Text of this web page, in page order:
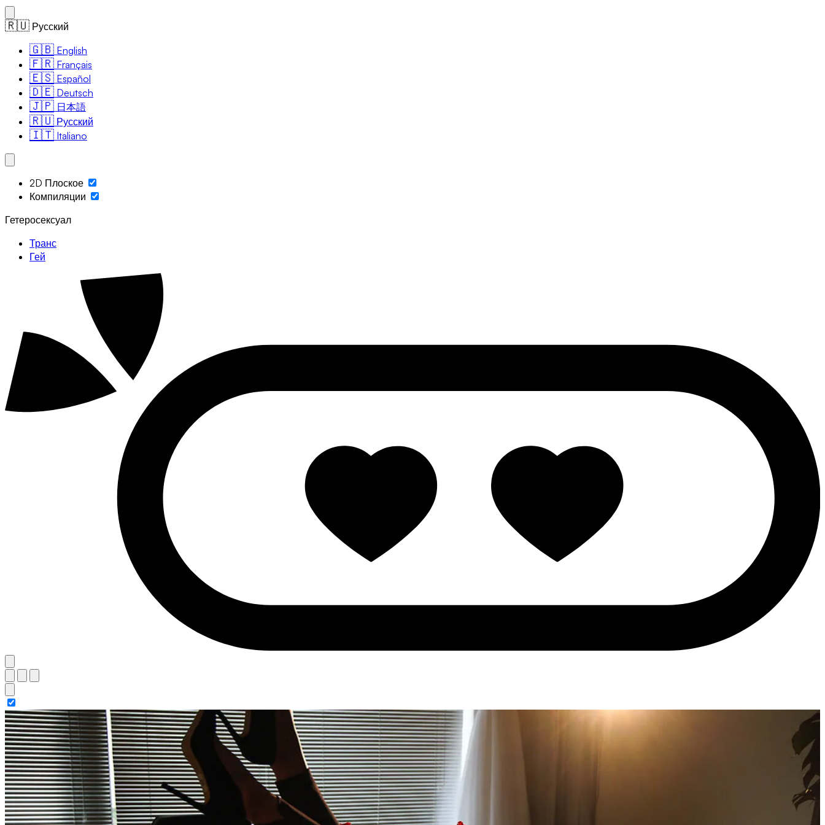
🇷🇺 Русский
🇬🇧 English
🇫🇷 Français
🇪🇸 Español
🇩🇪 Deutsch
🇯🇵 日本語
🇷🇺 Русский
🇮🇹 Italiano
2D Плоское
Компиляции
Гетеросексуал
Транс
Гей